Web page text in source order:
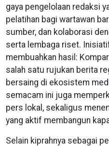
gaya pengelolaan redaksi
pelatihan bagi wartawan
sumber, dan kolaborasi
serta lembaga riset.
membuahkan hasil:
salah satu rujukan berita
bersaing di ekosistem
semacam ini juga
pers lokal, sekaligus
yang aktif membangun
Selain kiprahnya sebagai